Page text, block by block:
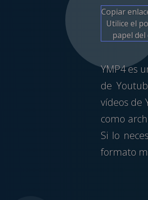
Copiar
Utilice el
papel del
YMP4 es
de
vídeos de
como
Si lo
formato